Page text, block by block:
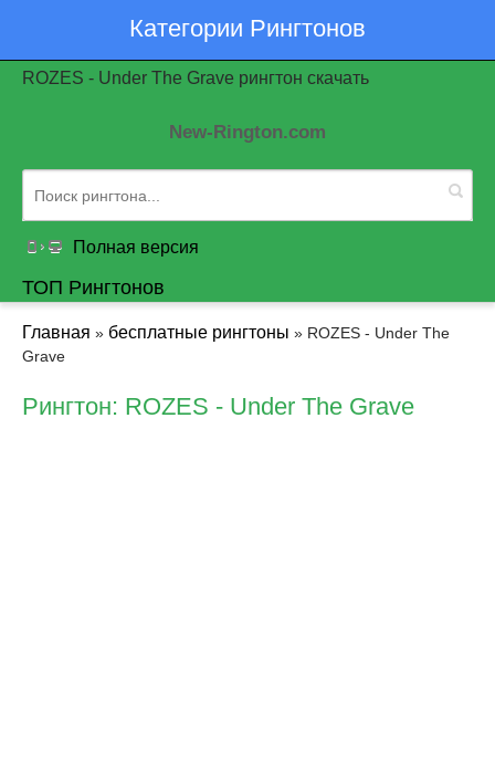
Категории Рингтонов
ROZES - Undеr Thе Grаvе рингтон скачать
New-Rington.com
Полная версия
ТОП Рингтонов
Главная » бесплатные рингтоны » ROZES - Undеr Thе
Grаvе
Рингтон: ROZES - Undеr Thе Grаvе